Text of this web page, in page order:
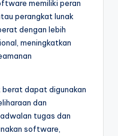
memiliki peran
perangkat lunak
dengan lebih
meningkatkan
dapat digunakan
dan
tugas dan
software,